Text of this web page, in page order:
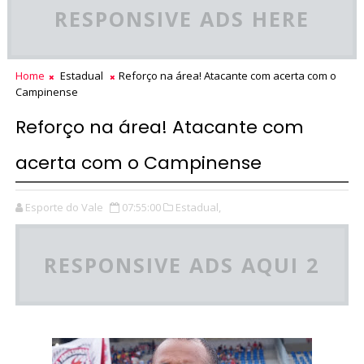
RESPONSIVE ADS HERE
Home Estadual
Reforço na área! Atacante com acerta com o
Campinense
Reforço na área! Atacante com
acerta com o Campinense
Esporte do Vale 07:55:00 Estadual,
RESPONSIVE ADS AQUI 2